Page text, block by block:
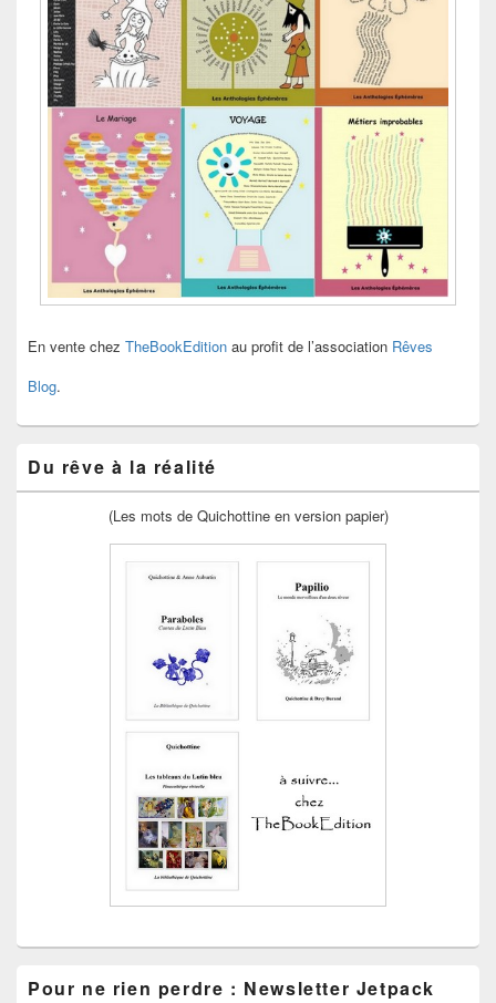
En vente chez TheBookEdition au profit de l’association Rêves
Blog.
Du rêve à la réalité
(Les mots de Quichottine en version papier)
Pour ne rien perdre : Newsletter Jetpack